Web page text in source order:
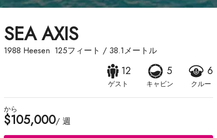
SEA AXIS
1988 Heesen 125フィート / 38.1メートル
12
ゲスト
5
キャビン
6
クルー
から
$105,000/ 週